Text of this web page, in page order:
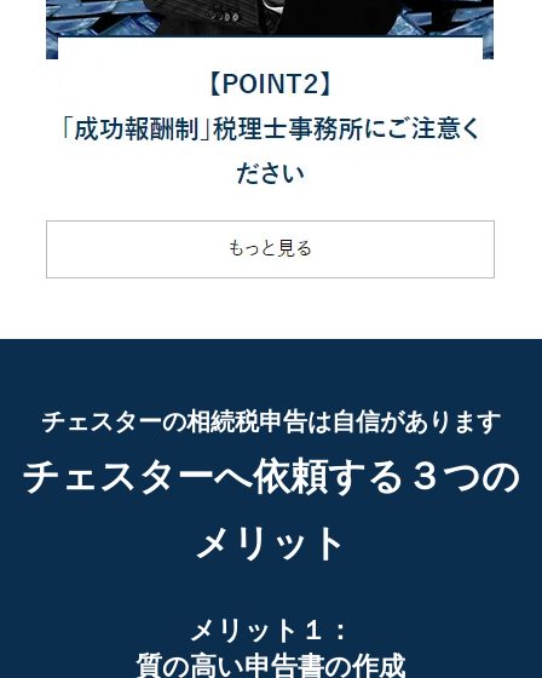
チェスターの相続税申告は自信があります
チェスターへ依頼する３つの
メリット
メリット１：
質の高い申告書の作成